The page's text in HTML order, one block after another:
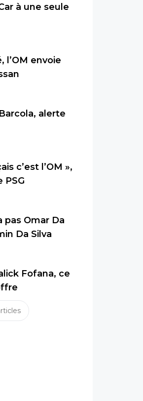
à une seule
l’OM envoie
alerte
c’est l’OM »,
PSG
pas Omar Da
Da Silva
Fofana, ce